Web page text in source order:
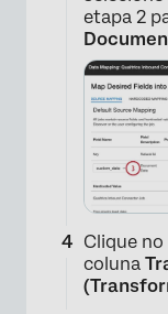
etapa 2
Clique
coluna